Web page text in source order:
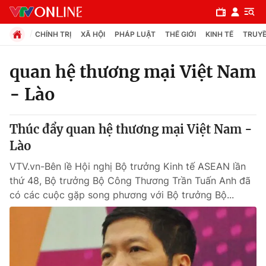
Chuyên mục
Chính trị
Xã hội
Pháp luật
Thế giới
CHÍNH TRỊ XÃ HỘI PHÁP LUẬT THẾ GIỚI KINH TẾ
quan hệ thương mại Việt Nam
- Lào
Thúc đẩy quan hệ thương mại Việt Nam -
Lào
VTV.vn-Bên lề Hội nghị Bộ trưởng Kinh tế ASEAN lần
thứ 48, Bộ trưởng Bộ Công Thương Trần Tuấn Anh đã
có các cuộc gặp song phương với Bộ trưởng Bộ...